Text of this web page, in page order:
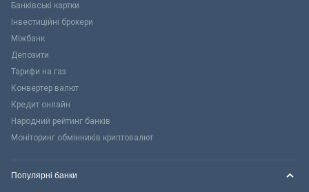
Банківські картки
Інвестиційні брокери
Міжбанк
Депозити
Тарифи на газ
Конвертер валют
Кредит онлайн
Народний рейтинг банків
Моніторинг обмінників криптовалют
Популярні банки